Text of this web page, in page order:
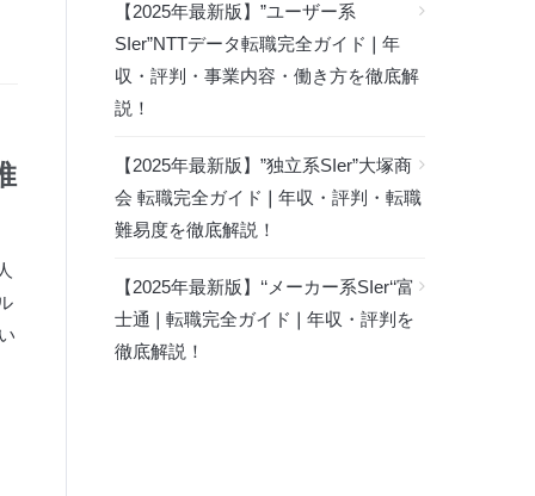
【2025年最新版】”ユーザー系
SIer”NTTデータ転職完全ガイド❘年
収・評判・事業内容・働き方を徹底解
説！
【2025年最新版】”独立系SIer”大塚商
会 転職完全ガイド❘年収・評判・転職
難易度を徹底解説！
【2025年最新版】‘‘メーカー系SIer‘‘富
士通❘転職完全ガイド❘年収・評判を
徹底解説！